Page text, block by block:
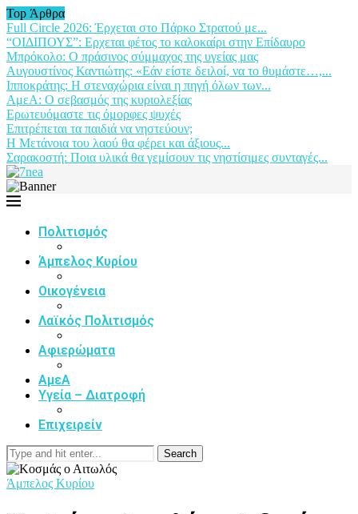
Top Άρθρα
Full Circle 2026: Έρχεται στο Πάρκο Στρατού με...
“ΟΙΔΙΠΟΥΣ”: Ερχεται φέτος το καλοκαίρι στην Επίδαυρο
Μπρόκολο: Ο πράσινος σύμμαχος της υγείας μας
Αυγουστίνος Καντιώτης: «Εάν είστε δειλοί, να το θυμάστε…,...
Ιπποκράτης: Η στεναχώρια είναι η πηγή όλων των...
ΑμεΑ: Ο σεβασμός της κυριολεξίας
Ερωτευόμαστε τις όμορφες ψυχές
Επιτρέπεται τα παιδιά να νηστεύουν;
Η Μετάνοια του λαού θα φέρει και άξιους...
Σαρακοστή: Ποια υλικά θα γεμίσουν τις νηστίσιμες συνταγές...
Πολιτισμός
Άμπελος Κυρίου
Οικογένεια
Λαϊκός Πολιτισμός
Αφιερώματα
ΑμεΑ
Υγεία – Διατροφή
Επιχειρείν
Search
Άμπελος Κυρίου